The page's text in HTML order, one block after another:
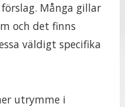
Många gillar
och det finns
väldigt specifika
utrymme i